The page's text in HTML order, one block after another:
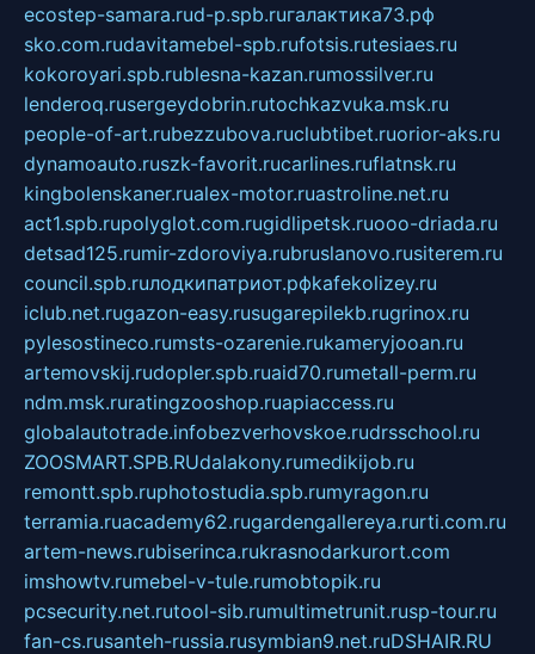
ecostep-samara.rud-p.spb.ruгалактика73.рф
sko.com.rudavitamebel-spb.rufotsis.rutesiaes.ru
kokoroyari.spb.rublesna-kazan.rumossilver.ru
lenderoq.rusergeydobrin.rutochkazvuka.msk.ru
people-of-art.rubezzubova.ruclubtibet.ruorior-aks.ru
dynamoauto.ruszk-favorit.rucarlines.ruflatnsk.ru
kingbolenskaner.rualex-motor.ruastroline.net.ru
act1.spb.rupolyglot.com.rugidlipetsk.ruooo-driada.ru
detsad125.rumir-zdoroviya.rubruslanovo.rusiterem.ru
council.spb.ruлодкипатриот.рфkafekolizey.ru
iclub.net.rugazon-easy.rusugarepilekb.rugrinox.ru
pylesostineco.rumsts-ozarenie.rukameryjooan.ru
artemovskij.rudopler.spb.ruaid70.rumetall-perm.ru
ndm.msk.ruratingzooshop.ruapiaccess.ru
globalautotrade.infobezverhovskoe.rudrsschool.ru
ZOOSMART.SPB.RUdalakony.rumedikijob.ru
remontt.spb.ruphotostudia.spb.rumyragon.ru
terramia.ruacademy62.rugardengallereya.rurti.com.ru
artem-news.rubiserinca.rukrasnodarkurort.com
imshowtv.rumebel-v-tule.rumobtopik.ru
pcsecurity.net.rutool-sib.rumultimetrunit.rusp-tour.ru
fan-cs.rusanteh-russia.rusymbian9.net.ruDSHAIR.RU